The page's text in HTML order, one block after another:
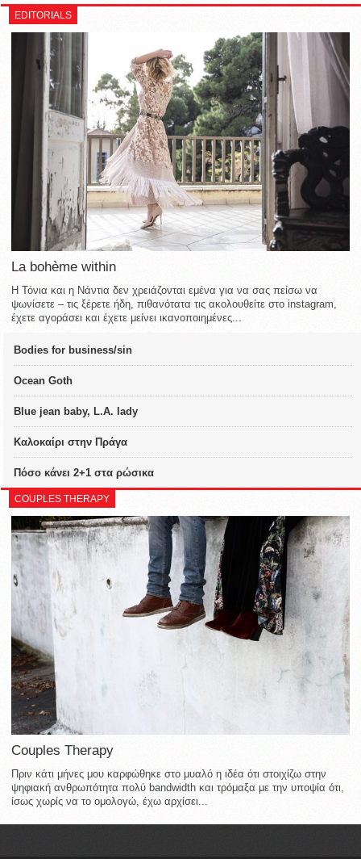
EDITORIALS
La bohème within
Η Τόνια και η Νάντια δεν χρειάζονται εμένα για να σας πείσω να
ψωνίσετε – τις ξέρετε ήδη, πιθανότατα τις ακολουθείτε στο instagram,
έχετε αγοράσει και έχετε μείνει ικανοποιημένες...
Bodies for business/sin
Ocean Goth
Blue jean baby, L.A. lady
Καλοκαίρι στην Πράγα
Πόσο κάνει 2+1 στα ρώσικα
COUPLES THERAPY
Couples Therapy
Πριν κάτι μήνες μου καρφώθηκε στο μυαλό η ιδέα ότι στοιχίζω στην
ψηφιακή ανθρωπότητα πολύ bandwidth και τρόμαξα με την υποψία ότι,
ίσως χωρίς να το ομολογώ, έχω αρχίσει...